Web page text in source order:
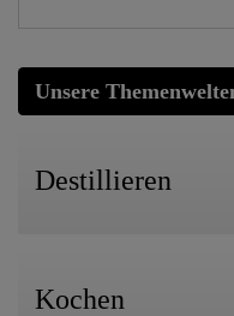
Unsere
Destillieren
Kochen